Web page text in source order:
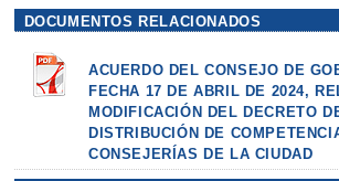
DOCUMENTOS RELACIONADOS
ACUERDO DEL CONSEJO DE
FECHA 17 DE ABRIL DE 2024,
MODIFICACIÓN DEL DECRETO
DISTRIBUCIÓN DE
CONSEJERÍAS DE LA CIUDAD